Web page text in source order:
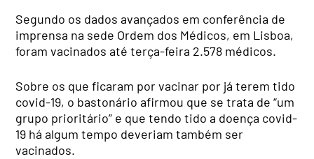
Segundo os dados avançados em conferência de
imprensa na sede Ordem dos Médicos, em Lisboa,
foram vacinados até terça-feira 2.578 médicos.
Sobre os que ficaram por vacinar por já terem tido
covid-19, o bastonário afirmou que se trata de “um
grupo prioritário” e que tendo tido a doença covid-
19 há algum tempo deveriam também ser
vacinados.